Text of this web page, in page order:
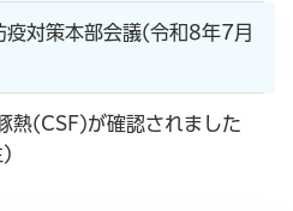
対策本部会議(令和8年7月
熱(CSF)が確認されました
)